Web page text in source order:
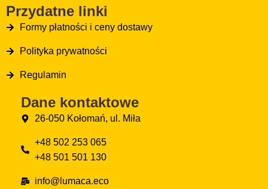
Przydatne linki
Formy płatności i ceny dostawy
Polityka prywatności
Regulamin
Dane kontaktowe
26-050 Kołomań, ul. Miła
+48 502 253 065
+48 501 501 130
info@lumaca.eco